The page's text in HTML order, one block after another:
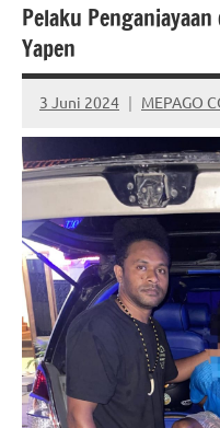
Pelaku
Yapen
3 Juni 2024 MEPAGO
No
comments